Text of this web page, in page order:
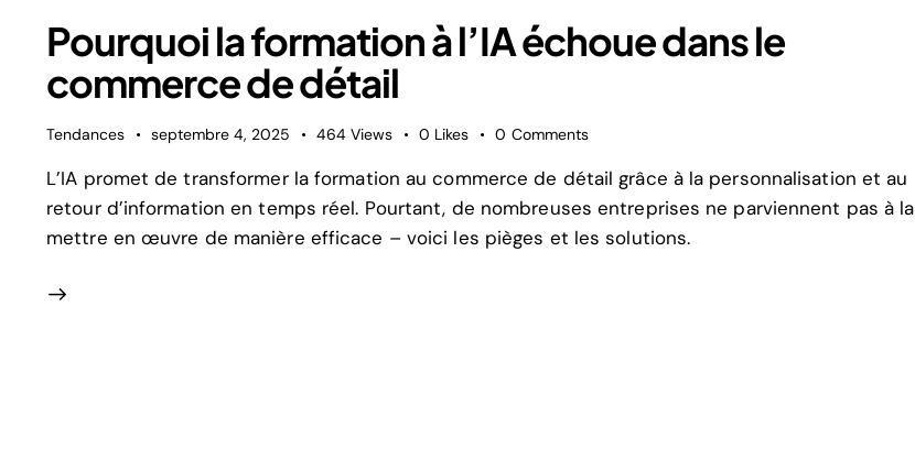
Pourquoi la formation à l’IA échoue dans le
commerce de détail
Tendances septembre 4, 2025 464 Views 0 Likes 0 Comments
L’IA promet de transformer la formation au commerce de détail grâce à la personnalisation et au
retour d’information en temps réel. Pourtant, de nombreuses entreprises ne parviennent pas à la
mettre en œuvre de manière efficace – voici les pièges et les solutions.